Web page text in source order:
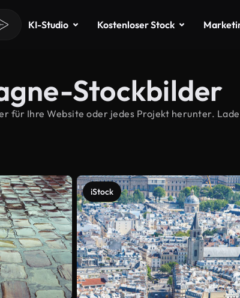
KI-Studio Kostenloser Stock
Stockbilder
für Ihre Website oder jedes Projekt herunter.
iStock